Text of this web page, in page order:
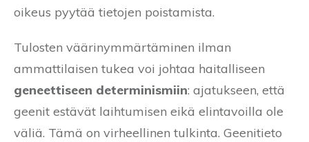
oikeus pyytää tietojen poistamista.
Tulosten väärinymmärtäminen ilman
ammattilaisen tukea voi johtaa haitalliseen
geneettiseen determinismiin: ajatukseen, että
geenit estävät laihtumisen eikä elintavoilla ole
väliä. Tämä on virheellinen tulkinta. Geenitieto